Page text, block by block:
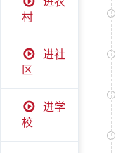
村
进社
区
进学
校